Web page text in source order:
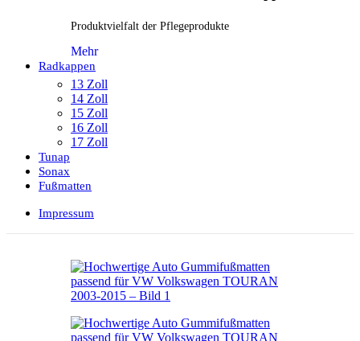
Produktvielfalt der Pflegeprodukte
Mehr
Radkappen
13 Zoll
14 Zoll
15 Zoll
16 Zoll
17 Zoll
Tunap
Sonax
Fußmatten
Impressum